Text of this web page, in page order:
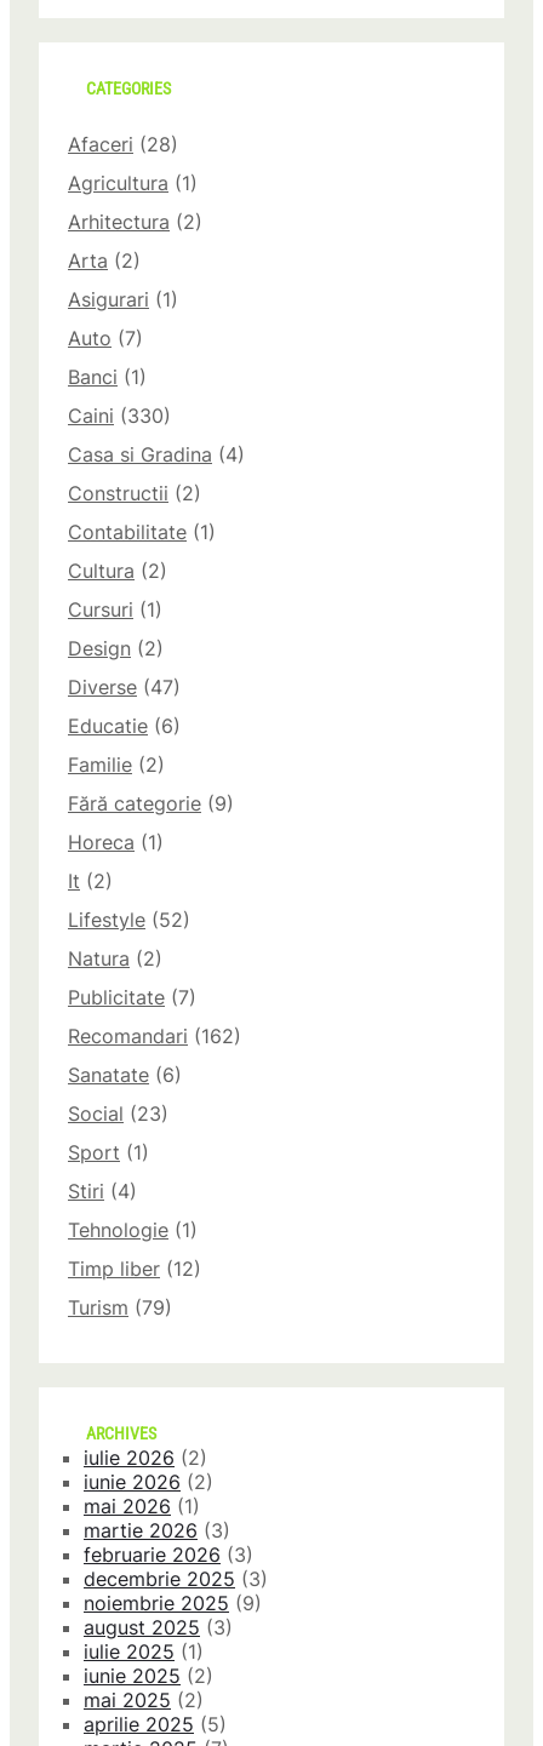
CATEGORIES
Afaceri (28)
Agricultura (1)
Arhitectura (2)
Arta (2)
Asigurari (1)
Auto (7)
Banci (1)
Caini (330)
Casa si Gradina (4)
Constructii (2)
Contabilitate (1)
Cultura (2)
Cursuri (1)
Design (2)
Diverse (47)
Educatie (6)
Familie (2)
Fără categorie (9)
Horeca (1)
It (2)
Lifestyle (52)
Natura (2)
Publicitate (7)
Recomandari (162)
Sanatate (6)
Social (23)
Sport (1)
Stiri (4)
Tehnologie (1)
Timp liber (12)
Turism (79)
ARCHIVES
iulie 2026 (2)
iunie 2026 (2)
mai 2026 (1)
martie 2026 (3)
februarie 2026 (3)
decembrie 2025 (3)
noiembrie 2025 (9)
august 2025 (3)
iulie 2025 (1)
iunie 2025 (2)
mai 2025 (2)
aprilie 2025 (5)